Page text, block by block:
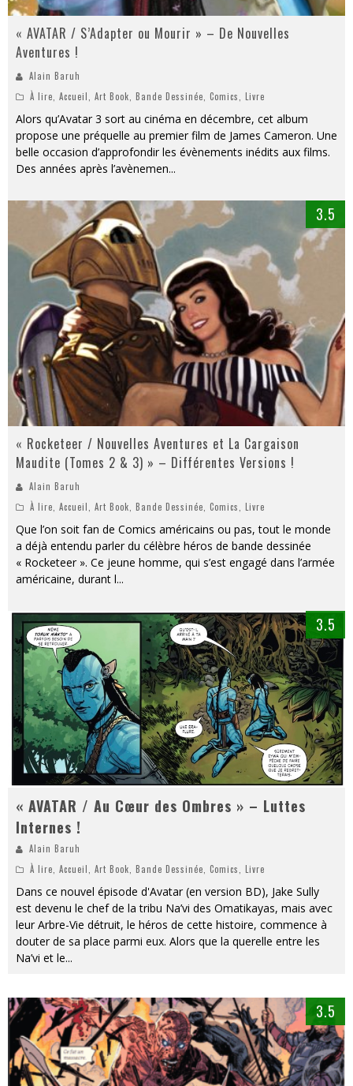
« AVATAR / S’Adapter ou Mourir » – De Nouvelles
Aventures !
Alain Baruh
À lire, Accueil, Art Book, Bande Dessinée, Comics, Livre
Alors qu’Avatar 3 sort au cinéma en décembre, cet album
propose une préquelle au premier film de James Cameron. Une
belle occasion d’approfondir les évènements inédits aux films.
Des années après l’avènemen...
3.5
« Rocketeer / Nouvelles Aventures et La Cargaison
Maudite (Tomes 2 & 3) » – Différentes Versions !
Alain Baruh
À lire Accueil Art Book Bande Dessinée Comics Livre
Que l’on soit fan de Comics américains ou pas, tout le monde
a déjà entendu parler du célèbre héros de bande dessinée
« Rocketeer ». Ce jeune homme, qui s’est engagé dans l’armée
américaine, durant l...
3.5
« AVATAR / Au Cœur des Ombres » – Luttes
Internes !
Alain Baruh
À lire, Accueil, Art Book, Bande Dessinée, Comics, Livre
Dans ce nouvel épisode d'Avatar (en version BD), Jake Sully
est devenu le chef de la tribu Na’vi des Omatikayas, mais avec
leur Arbre-Vie détruit, le héros de cette histoire, commence à
douter de sa place parmi eux. Alors que la querelle entre les
Na’vi et le...
3.5